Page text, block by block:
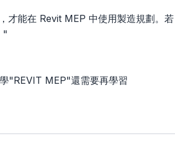
才能在 Revit MEP 中使用製造規劃。若
"
"REVIT MEP"還需要再學習